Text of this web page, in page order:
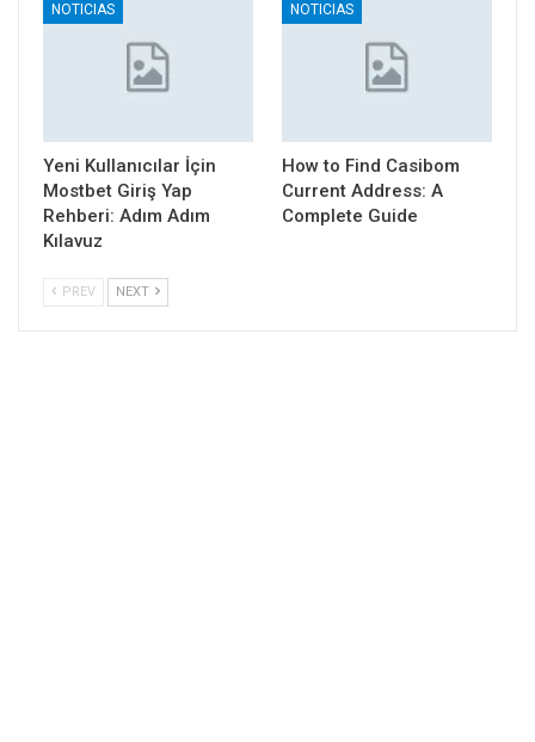
NOTICIAS
Yeni Kullanıcılar İçin
Mostbet Giriş Yap
Rehberi: Adım Adım
Kılavuz
NOTICIAS
How to Find Casibom
Current Address: A
Complete Guide
PREV NEXT